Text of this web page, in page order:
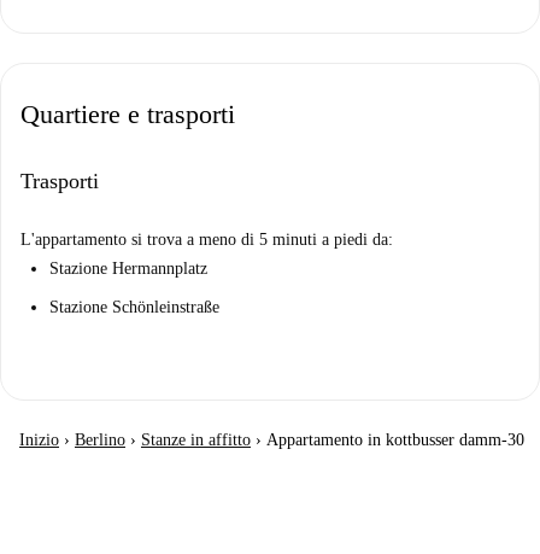
Quartiere e trasporti
Trasporti
L'appartamento si trova a meno di 5 minuti a piedi da:
Stazione Hermannplatz
Stazione Schönleinstraße
Inizio › Berlino › Stanze in affitto › Appartamento in kottbusser damm-30